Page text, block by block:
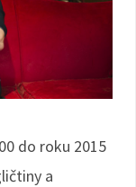
do roku 2015
a